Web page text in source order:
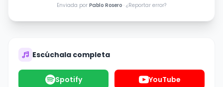
Enviada por Pablo Rosero · ¿Reportar error?
Escúchala completa
Spotify YouTube